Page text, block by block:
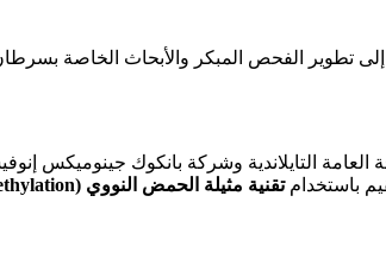
تطوير الفحص المبكر والأبحاث الخاصة
تقنية مثيلة الحمض النووي (DNA methylation)